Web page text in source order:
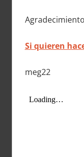
Si quieren
meg22